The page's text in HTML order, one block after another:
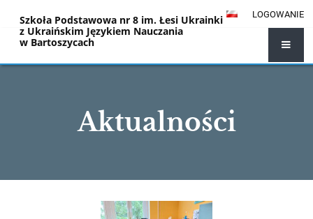
LOGOWANIE
Szkoła Podstawowa nr 8 im. Łesi Ukrainki
z Ukraińskim Językiem Nauczania
w Bartoszycach
Aktualności